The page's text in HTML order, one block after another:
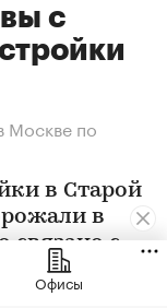
с
Москве по
в Старой
в
связано с
Офисы